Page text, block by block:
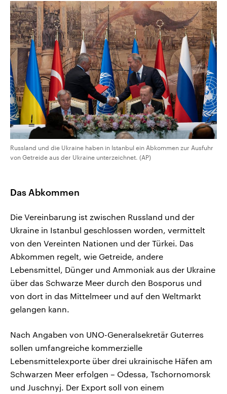
Russland und die Ukraine haben in Istanbul ein Abkommen zur Ausfuhr
von Getreide aus der Ukraine unterzeichnet. (AP)
Das Abkommen
Die Vereinbarung ist zwischen Russland und der
Ukraine in Istanbul geschlossen worden, vermittelt
von den Vereinten Nationen und der Türkei. Das
Abkommen regelt, wie Getreide, andere
Lebensmittel, Dünger und Ammoniak aus der Ukraine
über das Schwarze Meer durch den Bosporus und
von dort in das Mittelmeer und auf den Weltmarkt
gelangen kann.
Nach Angaben von UNO-Generalsekretär Guterres
sollen umfangreiche kommerzielle
Lebensmittelexporte über drei ukrainische Häfen am
Schwarzen Meer erfolgen – Odessa, Tschornomorsk
und Juschnyj. Der Export soll von einem